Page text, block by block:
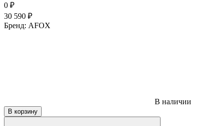
0 ₽
30 590 ₽
Бренд: AFOX
В наличии
В корзину